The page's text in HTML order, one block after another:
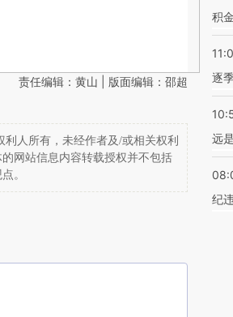
责任编辑：黄山 | 版面编辑：邵超
人所有，未经作者及/或相关权利
网站信息内容转载授权并不包括
。
积
逐
远
纪